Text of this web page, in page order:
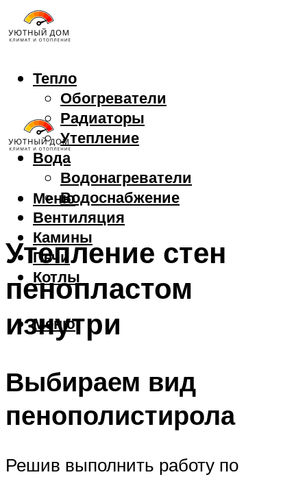
Тепло
Обогреватели
Радиаторы
Утепление
Вода
Водонагреватели
Водоснабжение
Вентиляция
Камины
Печи
Котлы
Меню
Меню
Утепление стен
пенопластом
изнутри
Выбираем вид
пенополистирола
Решив выполнить работу по